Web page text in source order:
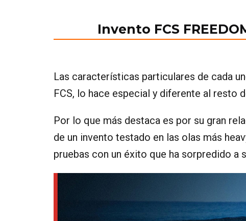
Invento FCS
Las características particulares de cada
FCS, lo hace especial y diferente al resto
Por lo que más destaca es por su gran
de un invento testado en las olas más
pruebas con un éxito que ha sorpredido a